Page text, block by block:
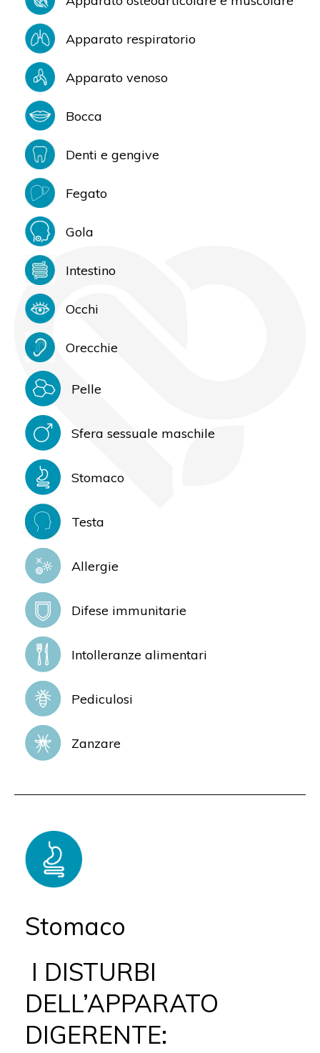
Apparato respiratorio
Apparato venoso
Bocca
Denti e gengive
Fegato
Gola
Intestino
Occhi
Orecchie
Pelle
Sfera sessuale maschile
Stomaco
Testa
Allergie
Difese immunitarie
Intolleranze alimentari
Pediculosi
Zanzare
Stomaco
I DISTURBI
DELL’APPARATO
DIGERENTE: